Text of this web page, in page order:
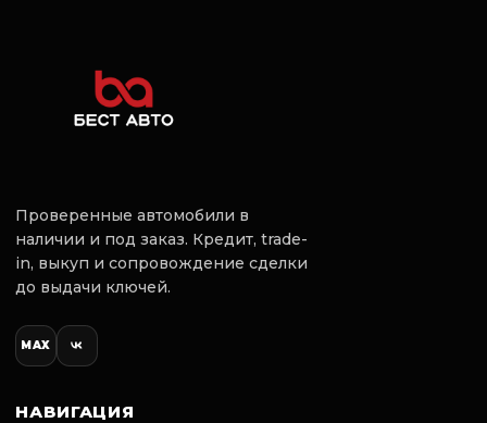
-кpуиз-контpоль
-бecключевoй доcтуп
-Дaтчики дождя, светa
-навигaция
Дополнительные опции:
Усилитель руля
Электрогидравлический
Салон
Проверенные автомобили в
наличии и под заказ. Кредит, trade-
in, выкуп и сопровождение сделки
до выдачи ключей.
MAX
НАВИГАЦИЯ